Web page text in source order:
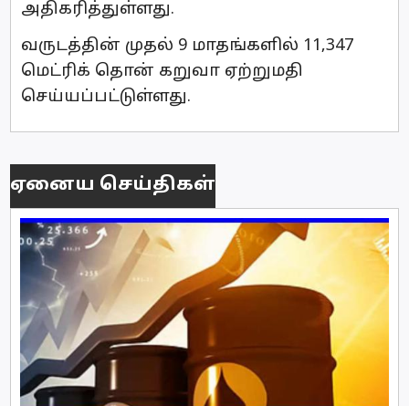
அதிகரித்துள்ளது.
வருடத்தின் முதல் 9 மாதங்களில் 11,347
மெட்ரிக் தொன் கறுவா ஏற்றுமதி
செய்யப்பட்டுள்ளது.
ஏனைய செய்திகள்